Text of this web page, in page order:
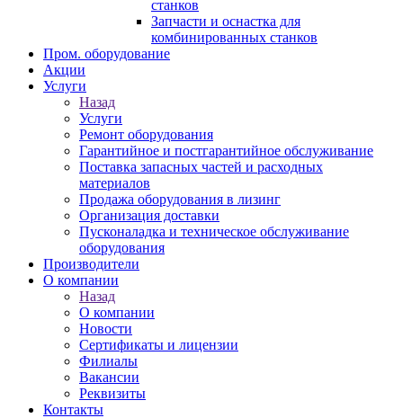
станков
Запчасти и оснастка для
комбинированных станков
Пром. оборудование
Акции
Услуги
Назад
Услуги
Ремонт оборудования
Гарантийное и постгарантийное обслуживание
Поставка запасных частей и расходных
материалов
Продажа оборудования в лизинг
Организация доставки
Пусконаладка и техническое обслуживание
оборудования
Производители
О компании
Назад
О компании
Новости
Сертификаты и лицензии
Филиалы
Вакансии
Реквизиты
Контакты